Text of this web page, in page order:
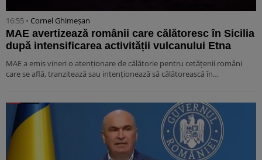
16:55 • Cornel Ghimeșan
MAE avertizează românii care călătoresc în Sicilia
după intensificarea activității vulcanului Etna
MAE a emis vineri o atenționare de călătorie pentru cetățenii români
care se află, tranzitează sau intenționează să călătorească în…